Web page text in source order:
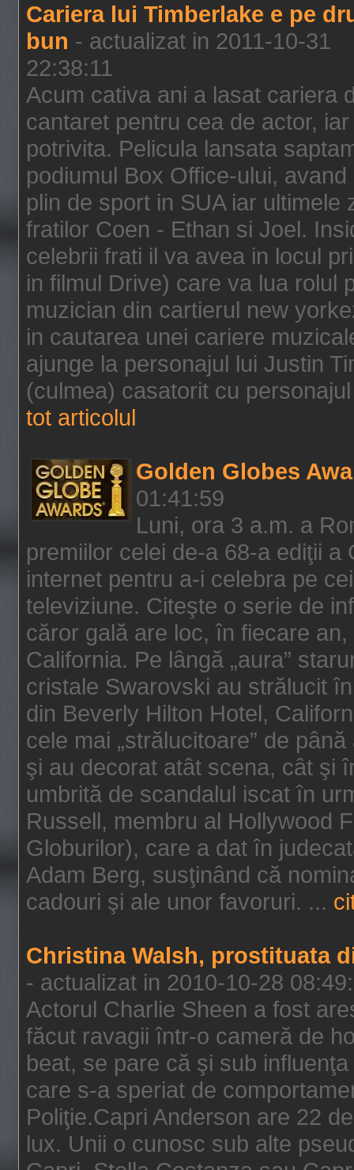
Cariera lui Timberlake e pe
bun - actualizat in 2011-10-31
22:38:11
Acum cativa ani a lasat cariera
cantaret pentru cea de actor,
potrivita. Pelicula lansata
podiumul Box Office-ului,
plin de sport in SUA iar
fratilor Coen - Ethan si Joel.
celebrii frati il va avea in locul
in filmul Drive) care va lua rolul
muzician din cartierul new
in cautarea unei cariere
ajunge la personajul lui Justin
(culmea) casatorit cu
tot articolul
Golden Globes
01:41:59
Luni, ora 3 a.m. a
premiilor celei de-a 68-a ediţii
internet pentru a-i celebra pe
televiziune. Citeşte o serie de
căror gală are loc, în fiecare
California. Pe lângă „aura”
cristale Swarovski au strălucit
din Beverly Hilton Hotel,
cele mai „strălucitoare” de
şi au decorat atât scena, cât şi
umbrită de scandalul iscat în
Russell, membru al Hollywood
Globurilor), care a dat în
Adam Berg, susţinând că
cadouri şi ale unor favoruri. ...
Christina Walsh, prostituata
- actualizat in 2010-10-28
Actorul Charlie Sheen a fost
făcut ravagii într-o cameră de
beat, se pare că şi sub
care s-a speriat de
Poliţie.Capri Anderson are 22
lux. Unii o cunosc sub alte